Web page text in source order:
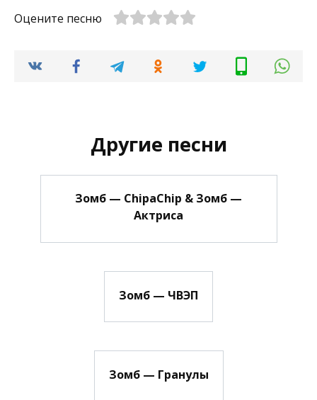
Оцените песню
Другие песни
Зомб — ChipaChip & Зомб —
Актриса
Зомб — ЧВЭП
Зомб — Гранулы